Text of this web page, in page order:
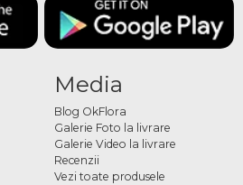
Media
Blog OkFlora
Galerie Foto la livrare
Galerie Video la livrare
Recenzii
Vezi toate produsele